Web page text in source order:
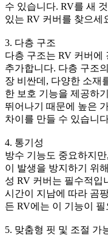
수 있습니다. RV를 새
있는 RV 커버를 찾으세
3. 다층 구조
다층 구조는 RV 커버에
추가합니다. 다층 구조
장 비싼데, 다양한 소재
한 보호 기능을 제공하
뛰어나기 때문에 높은
차이를 만들 수 있습니
4. 통기성
방수 기능도 중요하지
이 발생을 방지하기 위
성 RV 커버는 필수적입
시간이 지남에 따라 곰
든 RV에는 이 기능이 필
5. 맞춤형 핏 및 조절 가